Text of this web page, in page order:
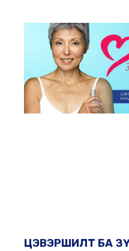
ЦЭВЭРШИЛТ БА